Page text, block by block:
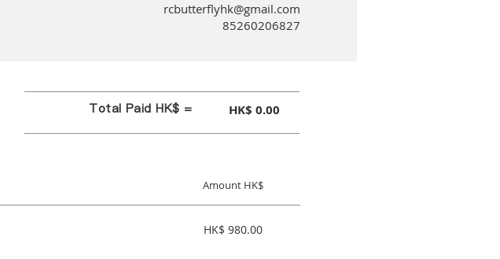
rcbutterflyhk@gmail.com
85260206827
Total Paid HK$ = HK$ 0.00
Amount HK$
HK$ 980.00